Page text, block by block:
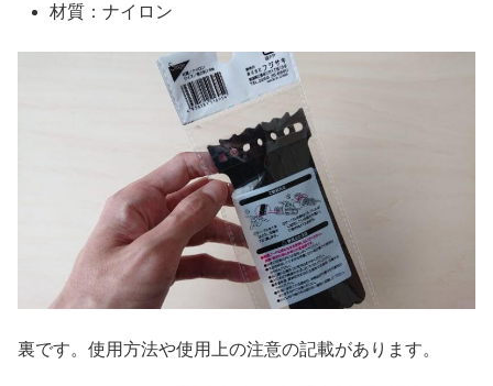
材質：ナイロン
裏です。使用方法や使用上の注意の記載があります。